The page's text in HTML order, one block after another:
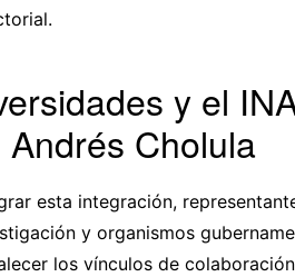
y el
Andrés Cholula
esta integración,
y organismos
los vínculos de